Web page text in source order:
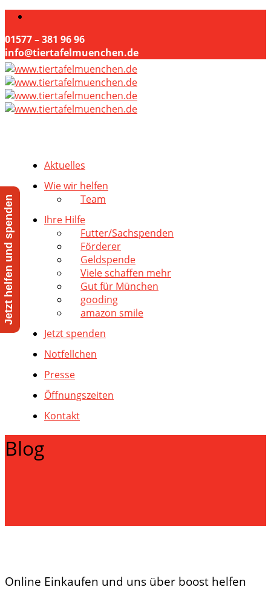
01577 – 381 96 96
info@tiertafelmuenchen.de
Aktuelles
Wie wir helfen
Team
Ihre Hilfe
Futter/Sachspenden
Förderer
Geldspende
Viele schaffen mehr
Gut für München
gooding
amazon smile
Jetzt spenden
Notfellchen
Presse
Öffnungszeiten
Kontakt
Blog
Online Einkaufen und uns über boost helfen
Jetzt helfen und spenden